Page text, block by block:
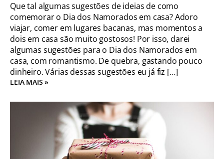
Que tal algumas sugestões de ideias de como
comemorar o Dia dos Namorados em casa? Adoro
viajar, comer em lugares bacanas, mas momentos a
dois em casa são muito gostosos! Por isso, darei
algumas sugestões para o Dia dos Namorados em
casa, com romantismo. De quebra, gastando pouco
dinheiro. Várias dessas sugestões eu já fiz […]
LEIA MAIS »